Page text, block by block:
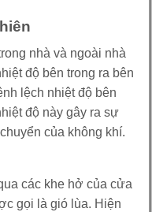
nhà và ngoài nhà
độ bên trong ra bên
lệch nhiệt độ bên
độ này gây ra sự
của không khí.
các khe hở của cửa
gọi là gió lùa. Hiện